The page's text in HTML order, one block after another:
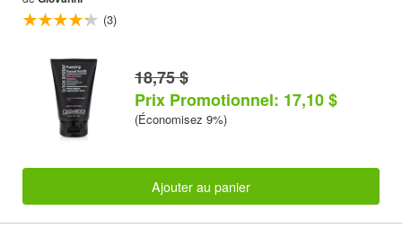
(3)
18,75 $
Prix Promotionnel: 17,10 $
(Économisez 9%)
Ajouter au panier